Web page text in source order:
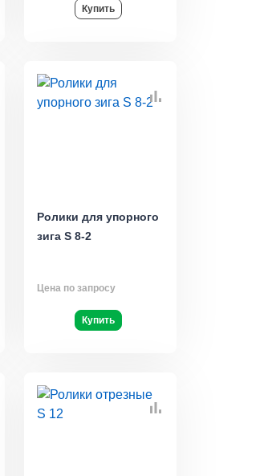
Купить
Ролики для упорного
зига S 8-2
Цена по запросу
Купить